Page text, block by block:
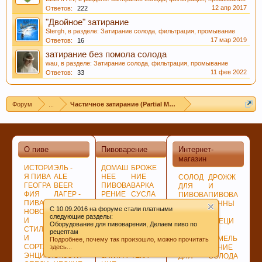
При приеме пива у мужчин выделяется гормон
удовлетворения. При этом удовольствие
вызывает только вкус пива, независимо от того,
любит ли мужчина напитки этой марки, и даже
при отсутствии алкоголя.
C 10.09.2016 на форуме стали платными
следующие разделы:
Оборудование для пивоварения, Делаем пиво по
рецептам
Подробнее, почему так произошло, можно прочитать
здесь...
Ответов:
222 12 апр 2017
"Двойное" затирание
Stergh , в разделе: Затирание солода, фильтрация, промывание
Ответов:
16 17 мар 2019
затирание без помола солода
wau , в разделе: Затирание солода, фильтрация, промывание
Ответов:
33 11 фев 2022
Форум Частичное затирание (Partial Mash)
Интернет-
магазин
СОЛОД
ДЛЯ
ПИВОВА
НЕСОЛ
СЫРЬЁ
ДЛЯ
ДРОЖЖ
И
ПИВОВА
РЕННЫ
Е
СПЕЦИ
ИЗМЕЛЬ
ЧЕНИЕ
СОЛОДА
О пиве
ИСТОРИ
Я ПИВА
ГЕОГРА
ФИЯ
ПИВА
НОВОСТ
И
СТИЛИ
И
СОРТА
ЭНЦИКЛ
ЭЛЬ -
ALE
BEER
ЛАГЕР -
ПО
ЦВЕТУ
ГИБРИД
НЫЕ
СОРТА
ЭКЗОТИ
Пивоварение
ДОМАШ
НЕЕ
ПИВОВА
РЕНИЕ
ОВКА,
ПРОГРА
ММЫ
СОВЕТ
ЗАТИРА
БРОЖЕ
НИЕ
ВАРКА
СУСЛА
LAGER
СОЗРЕВ
АНИЕ
ПИВА
ТЕКА